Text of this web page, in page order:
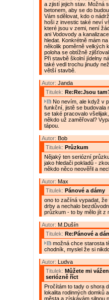
a zjistí jejich stav. Možná
betonem, aby se do
Vám sdělovat, kdo o
hoši z investic také neví
které jsou v zemi, není
ani Vodovody a
hledat. Konkrétně mám
několik poměrně velkých
poloha se obtížně
Při stavbě školní jídelny
také vedl trochu jinudy
větší stavbě.
Autor: Janda
Titulek: Re:Re:Jsou
No nevím, ale když v
funkční, jistě se budovala
se také pracovalo
někdo už zaměřoval?
tápou.
Autor: Bob
Titulek: Průzkum
Nějaký ten seriózní
jako hledači pokladů -
někdo něco neověřil a
Autor: Max
Titulek: Pánové a dámy
ono to začíná vypadat,
drby a nechalo
průzkum - to by mělo jít z
Autor: M.Dušín
Titulek: Re:Pánové a
možná chce starosta
chodník, myslel že si
Autor: Ludva
Titulek: Můžete mi
seriózně říct
Pročítám to tady o shora
lokalita rodinných domků
města a získávám silnou